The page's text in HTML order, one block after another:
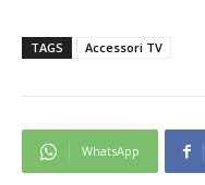
TAGS Accessori TV
WhatsApp